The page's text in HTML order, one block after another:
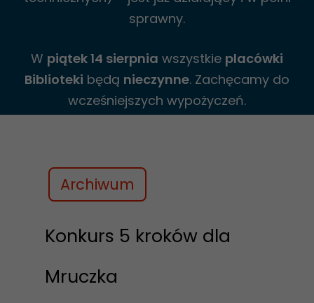
sprawny.
W piątek 14 sierpnia wszystkie placówki
Biblioteki będą nieczynne. Zachęcamy do
wcześniejszych wypożyczeń.
Archiwum
Konkurs 5 kroków dla
Mruczka